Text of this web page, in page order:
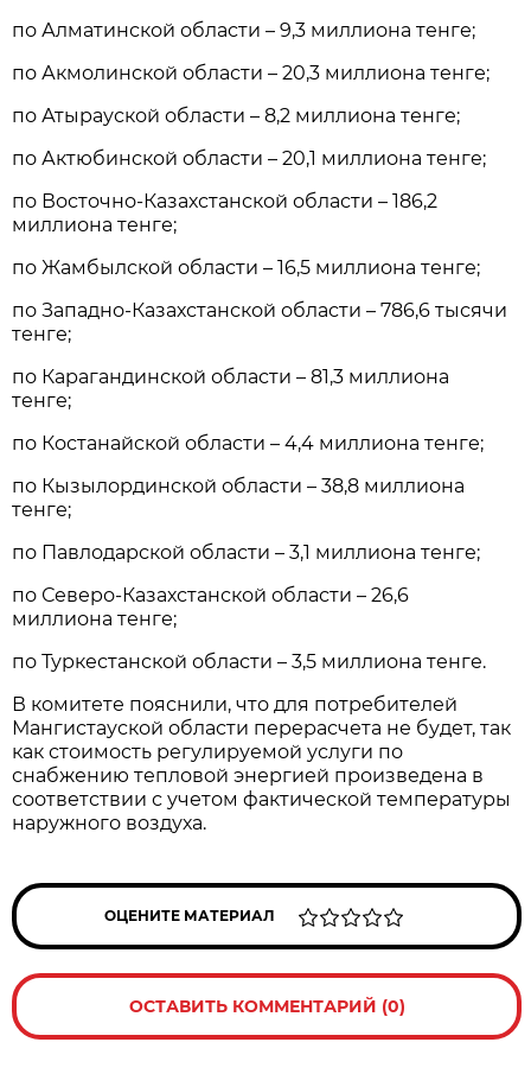
по Алматинской области – 9,3 миллиона тенге;
по Акмолинской области – 20,3 миллиона тенге;
по Атырауской области – 8,2 миллиона тенге;
по Актюбинской области – 20,1 миллиона тенге;
по Восточно-Казахстанской области – 186,2
миллиона тенге;
по Жамбылской области – 16,5 миллиона тенге;
по Западно-Казахстанской области – 786,6 тысячи
тенге;
по Карагандинской области – 81,3 миллиона
тенге;
по Костанайской области – 4,4 миллиона тенге;
по Кызылординской области – 38,8 миллиона
тенге;
по Павлодарской области – 3,1 миллиона тенге;
по Северо-Казахстанской области – 26,6
миллиона тенге;
по Туркестанской области – 3,5 миллиона тенге.
В комитете пояснили, что для потребителей
Мангистауской области перерасчета не будет, так
как стоимость регулируемой услуги по
снабжению тепловой энергией произведена в
соответствии с учетом фактической температуры
наружного воздуха.
ОЦЕНИТЕ МАТЕРИАЛ
ОСТАВИТЬ КОММЕНТАРИЙ (0)